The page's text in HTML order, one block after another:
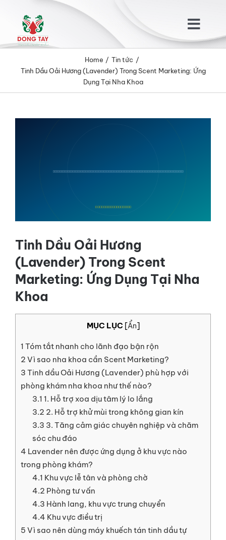
content
GỌI NGAY
Home
Tin tức
Tinh Dầu Oải Hương (Lavender) Trong Scent Marketing: Ứng
Dụng Tại Nha Khoa
Tinh Dầu Oải Hương
(Lavender) Trong Scent
Marketing: Ứng Dụng Tại Nha
Khoa
MỤC LỤC [Ẩn]
1 Tóm tắt nhanh cho lãnh đạo bận rộn
2 Vì sao nha khoa cần Scent Marketing?
3 Tinh dầu Oải Hương (Lavender) phù hợp với
phòng khám nha khoa như thế nào?
3.1 1. Hỗ trợ xoa dịu tâm lý lo lắng
3.2 2. Hỗ trợ khử mùi trong không gian kín
3.3 3. Tăng cảm giác chuyên nghiệp và chăm
sóc chu đáo
4 Lavender nên được ứng dụng ở khu vực nào
trong phòng khám?
4.1 Khu vực lễ tân và phòng chờ
4.2 Phòng tư vấn
4.3 Hành lang, khu vực trung chuyển
4.4 Khu vực điều trị
5 Vì sao nên dùng máy khuếch tán tinh dầu tự